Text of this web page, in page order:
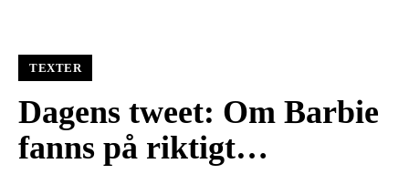
TEXTER
Dagens tweet: Om Barbie
fanns på riktigt…